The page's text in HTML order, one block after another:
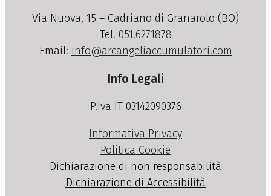
Via Nuova, 15 – Cadriano di Granarolo (BO)
Tel. 051.6271878
Email: info@arcangeliaccumulatori.com
Info Legali
P.Iva IT 03142090376
Informativa Privacy
Politica Cookie
Dichiarazione di non responsabilità
Dichiarazione di Accessibilità